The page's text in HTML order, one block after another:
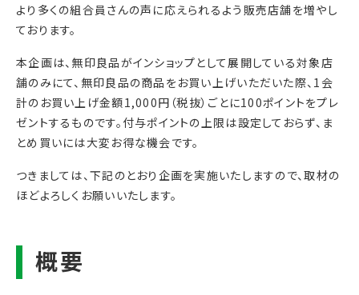
より多くの組合員さんの声に応えられるよう販売店舗を増やし
ております。
本企画は、無印良品がインショップとして展開している対象店
舗のみにて、無印良品の商品をお買い上げいただいた際、1会
計のお買い上げ金額1,000円（税抜）ごとに100ポイントをプレ
ゼントするものです。付与ポイントの上限は設定しておらず、ま
とめ買いには大変お得な機会です。
つきましては、下記のとおり企画を実施いたしますので、取材の
ほどよろしくお願いいたします。